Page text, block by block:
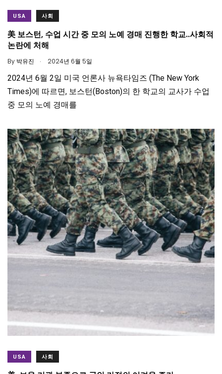
USA 사회
美 보스턴, 수업 시간 중 모의 노예 경매 진행한 학교..사회적
논란에 처해
By 박유진 . 2024년 6월 5일
2024년 6월 2일 미국 언론사 뉴욕타임즈 (The New York
Times)에 따르면, 보스턴(Boston)의 한 학교의 교사가 수업
중 모의 노예 경매를
USA 사회